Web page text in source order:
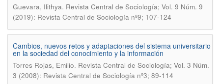
Guevara, Ilithya. Revista Central de Sociología; Vol. 9 Núm. 9
(2019): Revista Central de Sociología nº9; 107-124
Cambios, nuevos retos y adaptaciones del sistema universitario
en la sociedad del conocimiento y la información
Torres Rojas, Emilio. Revista Central de Sociología; Vol. 3 Núm.
3 (2008): Revista Central de Sociología nº3; 89-114